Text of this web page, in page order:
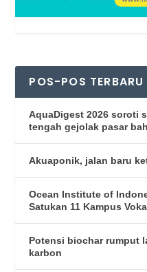
POS-POS TERBARU
AquaDigest 2026 soroti
tengah gejolak pasar
Akuaponik, jalan baru
Ocean Institute of
Satukan 11 Kampus
Potensi biochar rumput
karbon